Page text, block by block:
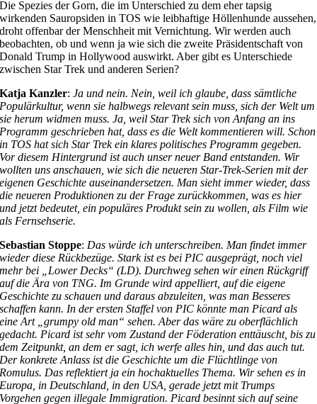
Die Spezies der Gorn, die im Unterschied zu dem eher tapsig
wirkenden Sauropsiden in TOS wie leibhaftige Höllenhunde aussehen,
droht offenbar der Menschheit mit Vernichtung. Wir werden auch
beobachten, ob und wenn ja wie sich die zweite Präsidentschaft von
Donald Trump in Hollywood auswirkt. Aber gibt es Unterschiede
zwischen Star Trek und anderen Serien?
Katja Kanzler:Ja und nein. Nein, weil ich glaube, dass sämtliche
Populärkultur, wenn sie halbwegs relevant sein muss, sich der Welt um
sie herum widmen muss. Ja, weil Star Trek sich von Anfang an ins
Programm geschrieben hat, dass es die Welt kommentieren will. Schon
in TOS hat sich Star Trek ein klares politisches Programm gegeben.
Vor diesem Hintergrund ist auch unser neuer Band entstanden. Wir
wollten uns anschauen, wie sich die neueren Star-Trek-Serien mit der
eigenen Geschichte auseinandersetzen. Man sieht immer wieder, dass
die neueren Produktionen zu der Frage zurückkommen, was es hier
und jetzt bedeutet, ein populäres Produkt sein zu wollen, als Film wie
als Fernsehserie.
Sebastian Stoppe: Das würde ich unterschreiben. Man findet immer
wieder diese Rückbezüge. Stark ist es bei PIC ausgeprägt, noch viel
mehr bei „Lower Decks“ (LD). Durchweg sehen wir einen Rückgriff
auf die Ära von TNG. Im Grunde wird appelliert, auf die eigene
Geschichte zu schauen und daraus abzuleiten, was man Besseres
schaffen kann. In der ersten Staffel von PIC könnte man Picard als
eine Art „grumpy old man“ sehen. Aber das wäre zu oberflächlich
gedacht. Picard ist sehr vom Zustand der Föderation enttäuscht, bis zu
dem Zeitpunkt, an dem er sagt, ich werfe alles hin, und das auch tut.
Der konkrete Anlass ist die Geschichte um die Flüchtlinge von
Romulus. Das reflektiert ja ein hochaktuelles Thema. Wir sehen es in
Europa, in Deutschland, in den USA, gerade jetzt mit Trumps
Vorgehen gegen illegale Immigration. Picard besinnt sich auf seine